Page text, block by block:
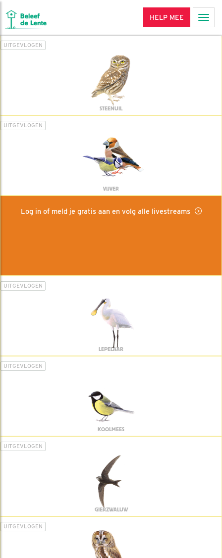
HELP MEE
UITGEVLOGEN
STEENUIL
UITGEVLOGEN
VIJVER
Log in of meld je gratis aan en volg alle livestreams
UITGEVLOGEN
LEPELAAR
UITGEVLOGEN
KOOLMEES
UITGEVLOGEN
GIERZWALUW
UITGEVLOGEN